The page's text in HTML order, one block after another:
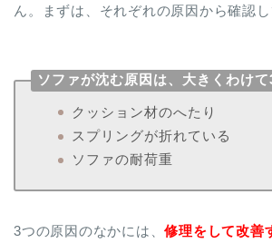
ん。まずは、それぞれの原因から確認し
ソファが沈む原因は、大きくわけて
クッション材のへたり
スプリングが折れている
ソファの耐荷重
3つの原因のなかには、修理をして改善